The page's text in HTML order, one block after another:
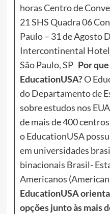
horas Centro de
21 SHS Quadra 06
Paulo – 31 de Agosto
Intercontinental Hotel
São Paulo, SP Por
EducationUSA?O
do Departamento de
sobre estudos nos
de mais de 400
o EducationUSA
em universidades
binacionais Brasil-
Americanos (American
EducationUSA
opções junto às mais